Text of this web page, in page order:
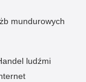
mundurowych
ludźmi